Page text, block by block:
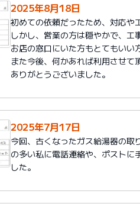
2025年8月18日
初めての依頼だったため、対応や
しかし、営業の方は穏やかで、工
お店の窓口にいた方もとてもいい
また今後、何かあれば利用させて
ありがとうございました。
2025年7月17日
今回、古くなったガス給湯器の取
の多い私に電話連絡や、ポストに
した。